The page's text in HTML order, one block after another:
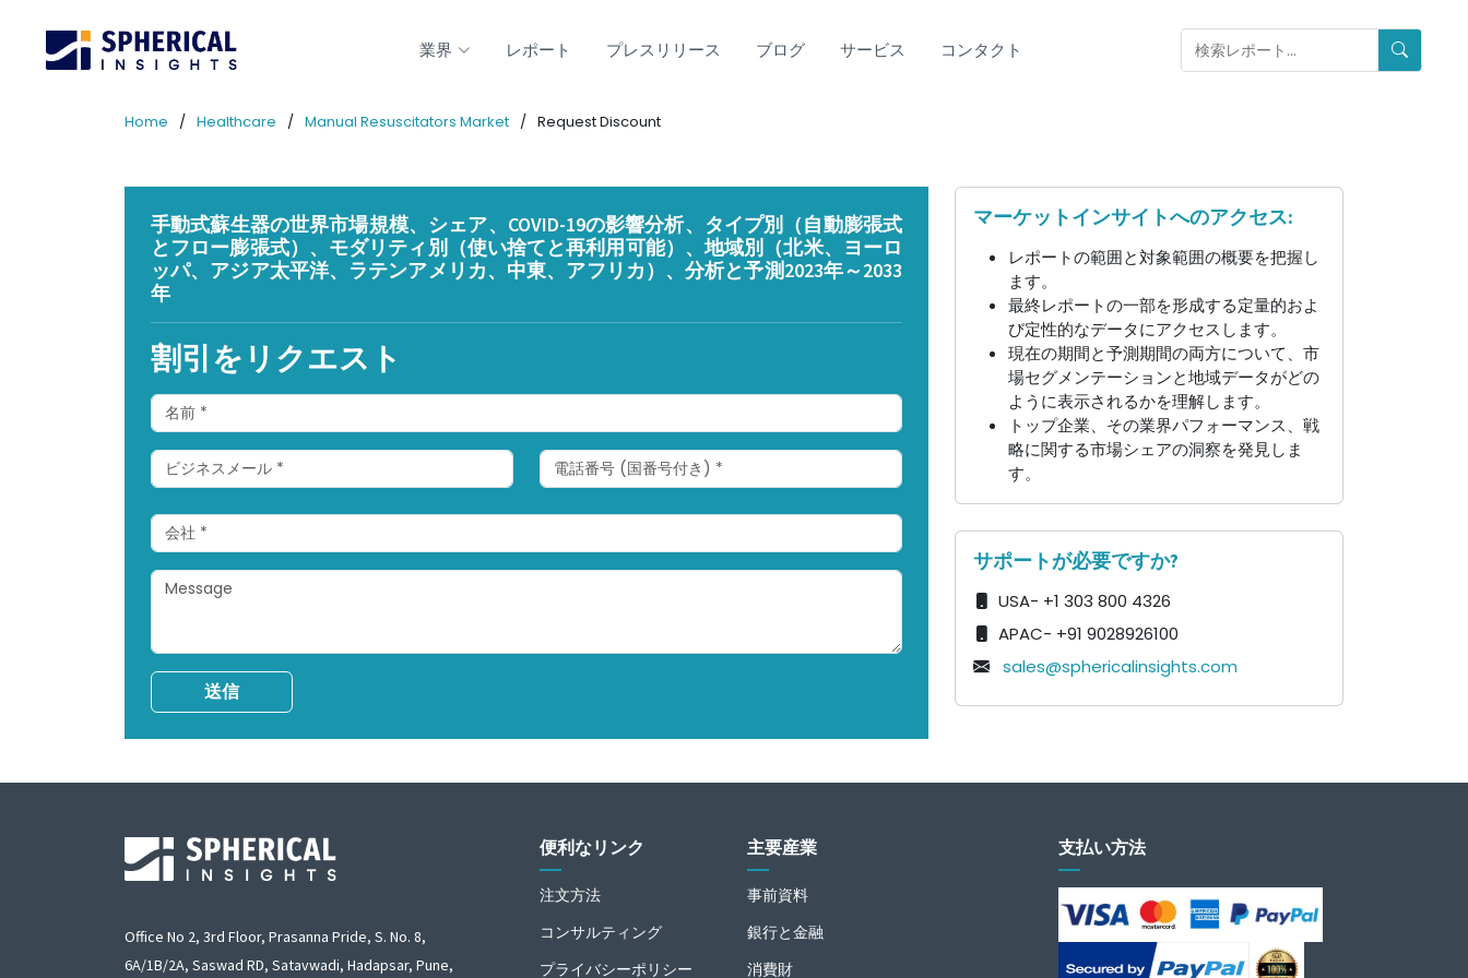
業界 レポート プレスリリース ブログ サービス コンタクト
Home Healthcare Manual Resuscitators Market Request Discount
手動式蘇生器の世界市場規模、シェア、COVID-19の影響分析、タイプ別（自動膨張式
とフロー膨張式）、モダリティ別（使い捨てと再利用可能）、地域別（北米、ヨーロ
ッパ、アジア太平洋、ラテンアメリカ、中東、アフリカ）、分析と予測2023年～2033
年
割引をリクエスト
送信
マーケットインサイトへのアクセス:
レポートの範囲と対象範囲の概要を把握し
ます。
最終レポートの一部を形成する定量的およ
び定性的なデータにアクセスします。
現在の期間と予測期間の両方について、市
場セグメンテーションと地域データがどの
ように表示されるかを理解します。
トップ企業、その業界パフォーマンス、戦
略に関する市場シェアの洞察を発見しま
す。
サポートが必要ですか?
USA- +1 303 800 4326
APAC- +91 9028926100
sales@sphericalinsights.com
Office No 2, 3rd Floor, Prasanna Pride, S. No. 8,
6A/1B/2A, Saswad RD, Satavwadi, Hadapsar, Pune,
便利なリンク
注文方法
コンサルティング
プライバシーポリシー
主要産業
事前資料
銀行と金融
消費財
支払い方法